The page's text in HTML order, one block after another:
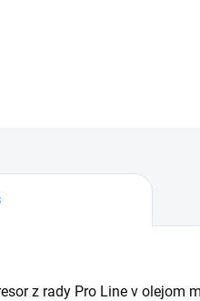
z rady Pro Line v olejom